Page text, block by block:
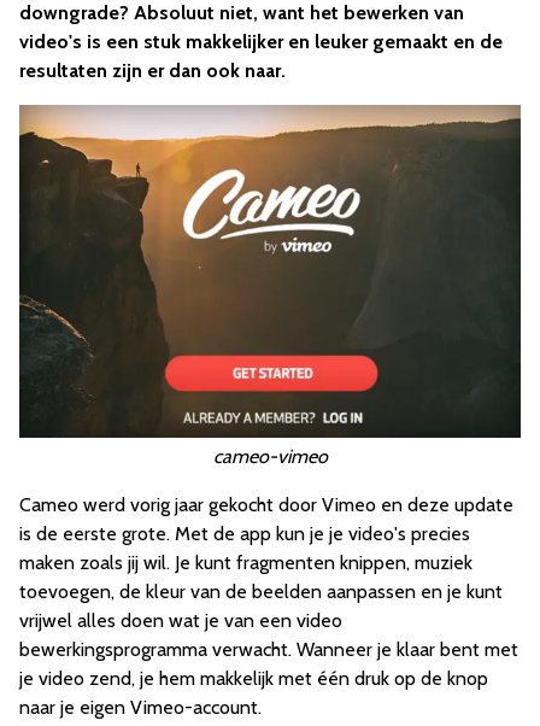
downgrade? Absoluut niet, want het bewerken van
video's is een stuk makkelijker en leuker gemaakt en de
resultaten zijn er dan ook naar.
cameo-vimeo
Cameo werd vorig jaar gekocht door Vimeo en deze update
is de eerste grote. Met de app kun je je video's precies
maken zoals jij wil. Je kunt fragmenten knippen, muziek
toevoegen, de kleur van de beelden aanpassen en je kunt
vrijwel alles doen wat je van een video
bewerkingsprogramma verwacht. Wanneer je klaar bent met
je video zend, je hem makkelijk met één druk op de knop
naar je eigen Vimeo-account.